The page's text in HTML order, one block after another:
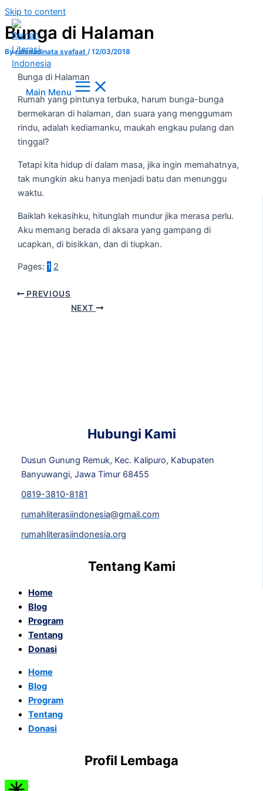
Skip to content
Main Menu
Bunga di Halaman
Byrahmadinata syafaat /12/03/2018
Bunga di Halaman
Rumah yang pintunya terbuka, harum bunga-bunga
bermekaran di halaman, dan suara yang menggumam
rindu, adalah kediamanku, maukah engkau pulang dan
tinggal?
Tetapi kita hidup di dalam masa, jika ingin memahatnya,
tak mungkin aku hanya menjadi batu dan menunggu
waktu.
Baiklah kekasihku, hitunglah mundur jika merasa perlu.
Aku memang berada di aksara yang gampang di
ucapkan, di bisikkan, dan di tiupkan.
Pages: 1 2
PREVIOUS
NEXT
Hubungi Kami
Dusun Gunung Remuk, Kec. Kalipuro, Kabupaten
Banyuwangi, Jawa Timur 68455
0819-3810-8181
rumahliterasiindonesia@gmail.com
rumahliterasiindonesia.org
Tentang Kami
Home
Blog
Program
Tentang
Donasi
Home
Blog
Program
Tentang
Donasi
Profil Lembaga